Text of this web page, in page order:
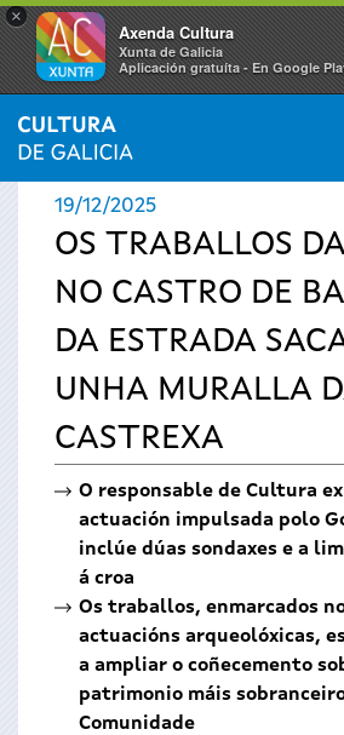
×
Axenda Cultura
Xunta de Galicia
Aplicación gratuíta - En Google
Vostede
está
aquí
INICIO › ACTUALIDADE
19/12/2025
OS TRABALLOS
NO CASTRO DE
DA ESTRADA
UNHA MURALLA
CASTREXA
O responsable de Cultura
actuación impulsada polo
inclúe dúas sondaxes e a
á croa
Os traballos, enmarcados
actuacións arqueolóxicas,
a ampliar o coñecemento
patrimonio máis
Comunidade